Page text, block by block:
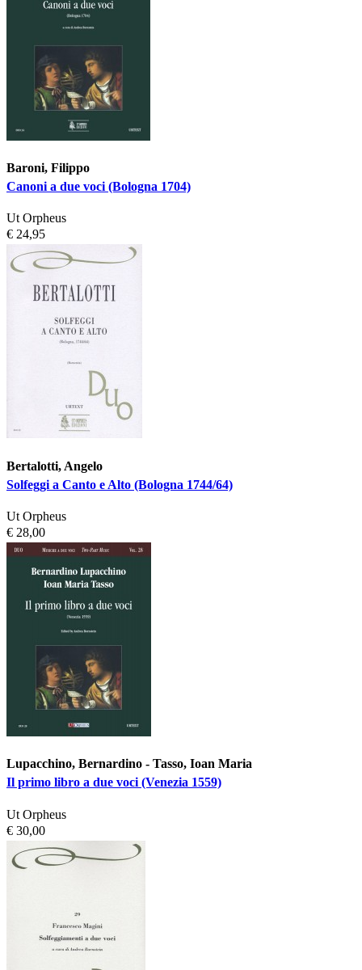
Baroni, Filippo
Canoni a due voci (Bologna 1704)
Ut Orpheus
€ 24,95
Bertalotti, Angelo
Solfeggi a Canto e Alto (Bologna 1744/64)
Ut Orpheus
€ 28,00
Lupacchino, Bernardino - Tasso, Ioan Maria
Il primo libro a due voci (Venezia 1559)
Ut Orpheus
€ 30,00